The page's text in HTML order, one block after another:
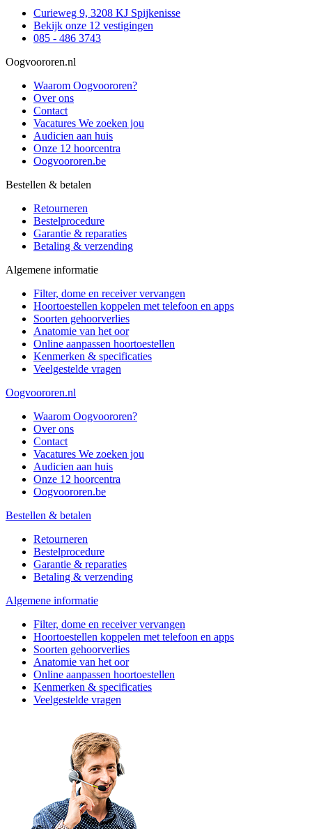
Curieweg 9, 3208 KJ Spijkenisse
Bekijk onze 12 vestigingen
085 - 486 3743
Oogvoororen.nl
Waarom Oogvoororen?
Over ons
Contact
Vacatures We zoeken jou
Audicien aan huis
Onze 12 hoorcentra
Oogvoororen.be
Bestellen & betalen
Retourneren
Bestelprocedure
Garantie & reparaties
Betaling & verzending
Algemene informatie
Filter, dome en receiver vervangen
Hoortoestellen koppelen met telefoon en apps
Soorten gehoorverlies
Anatomie van het oor
Online aanpassen hoortoestellen
Kenmerken & specificaties
Veelgestelde vragen
Oogvoororen.nl
Waarom Oogvoororen?
Over ons
Contact
Vacatures We zoeken jou
Audicien aan huis
Onze 12 hoorcentra
Oogvoororen.be
Bestellen & betalen
Retourneren
Bestelprocedure
Garantie & reparaties
Betaling & verzending
Algemene informatie
Filter, dome en receiver vervangen
Hoortoestellen koppelen met telefoon en apps
Soorten gehoorverlies
Anatomie van het oor
Online aanpassen hoortoestellen
Kenmerken & specificaties
Veelgestelde vragen